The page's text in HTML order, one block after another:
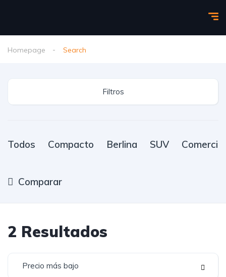
Homepage Search
Filtros
Todos Compacto Berlina SUV Comercial
Comparar
2 Resultados
Precio más bajo